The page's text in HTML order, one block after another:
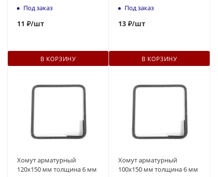
Под заказ
11 ₽/шт
В КОРЗИНУ
Под заказ
13 ₽/шт
В КОРЗИНУ
Хомут арматурный
120х150 мм толщина 6 мм
Хомут арматурный
100х150 мм толщина 6 мм